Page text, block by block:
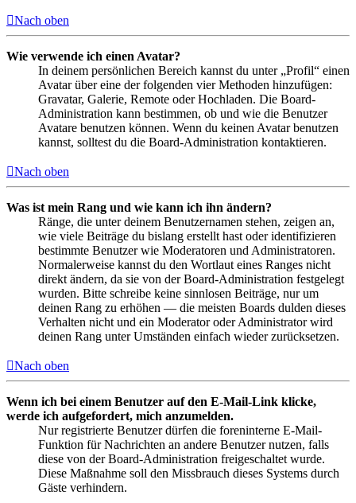
Nach oben
Wie verwende ich einen Avatar?
In deinem persönlichen Bereich kannst du unter „Profil“ einen
Avatar über eine der folgenden vier Methoden hinzufügen:
Gravatar, Galerie, Remote oder Hochladen. Die Board-
Administration kann bestimmen, ob und wie die Benutzer
Avatare benutzen können. Wenn du keinen Avatar benutzen
kannst, solltest du die Board-Administration kontaktieren.
Nach oben
Was ist mein Rang und wie kann ich ihn ändern?
Ränge, die unter deinem Benutzernamen stehen, zeigen an,
wie viele Beiträge du bislang erstellt hast oder identifizieren
bestimmte Benutzer wie Moderatoren und Administratoren.
Normalerweise kannst du den Wortlaut eines Ranges nicht
direkt ändern, da sie von der Board-Administration festgelegt
wurden. Bitte schreibe keine sinnlosen Beiträge, nur um
deinen Rang zu erhöhen — die meisten Boards dulden dieses
Verhalten nicht und ein Moderator oder Administrator wird
deinen Rang unter Umständen einfach wieder zurücksetzen.
Nach oben
Wenn ich bei einem Benutzer auf den E-Mail-Link klicke,
werde ich aufgefordert, mich anzumelden.
Nur registrierte Benutzer dürfen die foreninterne E-Mail-
Funktion für Nachrichten an andere Benutzer nutzen, falls
diese von der Board-Administration freigeschaltet wurde.
Diese Maßnahme soll den Missbrauch dieses Systems durch
Gäste verhindern.